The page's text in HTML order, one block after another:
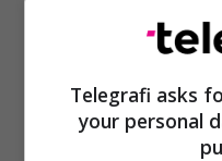
Telegrafi asks
your personal